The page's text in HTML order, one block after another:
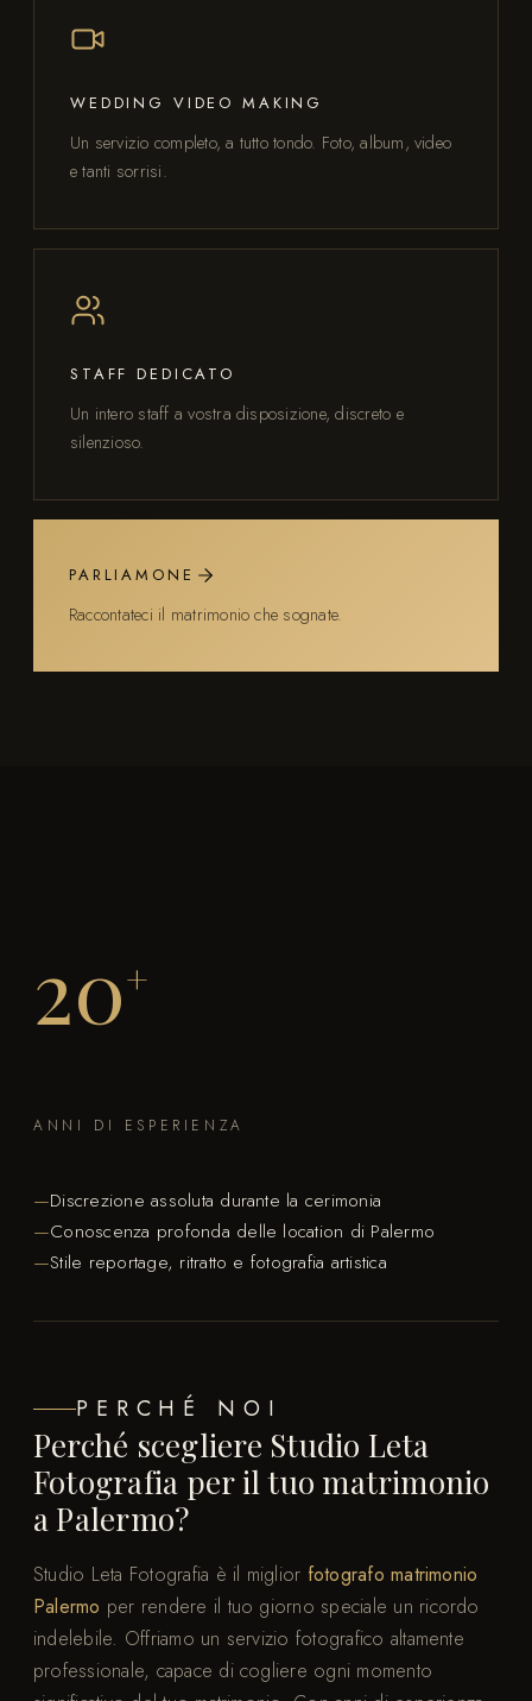
WEDDING VIDEO MAKING
Un servizio completo, a tutto tondo. Foto, album, video
e tanti sorrisi.
STAFF DEDICATO
Un intero staff a vostra disposizione, discreto e
silenzioso.
PARLIAMONE
Raccontateci il matrimonio che sognate.
20+
ANNI DI ESPERIENZA
Discrezione assoluta durante la cerimonia
Conoscenza profonda delle location di Palermo
Stile reportage, ritratto e fotografia artistica
PERCHÉ NOI
Perché scegliere Studio Leta
Fotografia per il tuo matrimonio
a Palermo?
Studio Leta Fotografia è il miglior fotografo matrimonio
Palermo per rendere il tuo giorno speciale un ricordo
indelebile. Offriamo un servizio fotografico altamente
professionale, capace di cogliere ogni momento